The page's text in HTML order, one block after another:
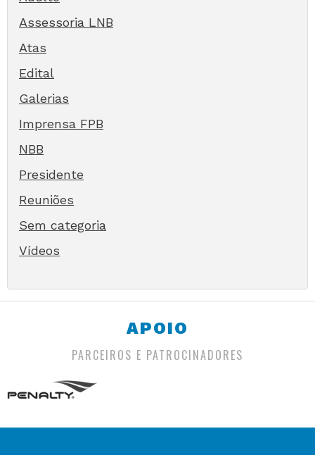
Assessoria LNB
Atas
Edital
Galerias
Imprensa FPB
NBB
Presidente
Reuniões
Sem categoria
Vídeos
APOIO
PARCEIROS E PATROCINADORES